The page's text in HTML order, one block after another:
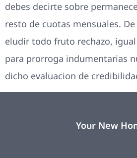
debes decirte sobre
resto de cuotas mensuales.
eludir todo fruto rechazo,
para prorroga indumentarias
dicho evaluacion de
Your New